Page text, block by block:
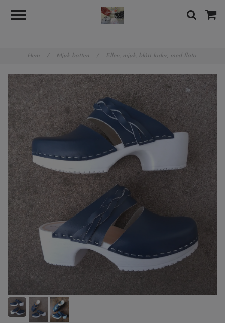
Hem / Mjuk botten / Ellen, mjuk, blått läder, med fläta